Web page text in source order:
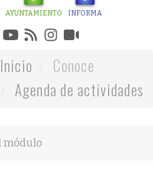
AYUNTAMIENTO INFORMA
Inicio
Conoce
Agenda de actividades